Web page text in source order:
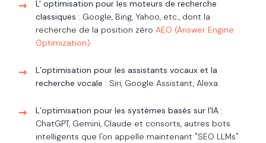
L' optimisation pour les moteurs de recherche
classiques : Google, Bing, Yahoo, etc., dont la
recherche de la position zéro AEO (Answer Engine
Optimization)
L’optimisation pour les assistants vocaux et la
recherche vocale : Siri, Google Assistant, Alexa.
L’optimisation pour les systèmes basés sur l’IA :
ChatGPT, Gemini, Claude et consorts, autres bots
intelligents que l'on appelle maintenant "SEO LLMs"